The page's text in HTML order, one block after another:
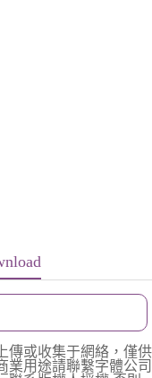
傳或收集于網絡，僅供
業用途請聯繫字體公司